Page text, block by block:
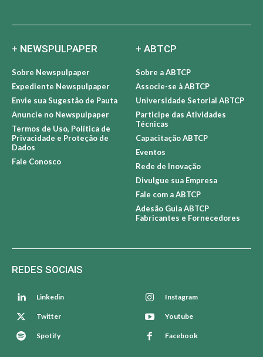
+ NEWSPULPAPER
Sobre Newspulpaper
Expediente Newspulpaper
Envie sua Sugestão de Pauta
Anuncie no Newspulpaper
Termos de Uso, Política de
Privacidade e Proteção de
Dados
Fale Conosco
+ ABTCP
Sobre a ABTCP
Associe-se à ABTCP
Universidade Setorial ABTCP
Participe das Atividades
Técnicas
Capacitação ABTCP
Eventos
Rede de Inovação
Divulgue sua Empresa
Fale com a ABTCP
Adesão Guia ABTCP
Fabricantes e Fornecedores
REDES SOCIAIS
Linkedin Instagram
Twitter Youtube
Spotify Facebook